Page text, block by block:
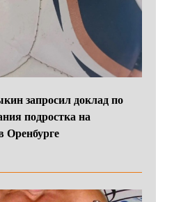
запросил доклад по
подростка на
Оренбурге